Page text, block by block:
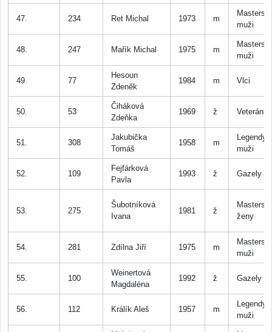
47. 234 Ret Michal 1973 m
Masters
muži
48. 247 Mařík Michal 1975 m
Masters
muži
49. 77
Hesoun
Zdeněk
1984 m Vlci
50. 53
Čiháková
Zdeňka
1969 ž Veteránky
51. 308
Jakubička
Tomáš
1958 m
Legendy
muži
52. 109
Fejfárková
Pavla
1993 ž Gazely
53. 275
Šubotníková
Ivana
1981 ž
Masters
ženy
54. 281 Zdílna Jiří 1975 m
Masters
muži
55. 100
Weinertová
Magdaléna
1992 ž Gazely
56. 112 Králík Aleš 1957 m
Legendy
muži